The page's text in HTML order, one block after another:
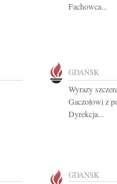
Fachowca...
GDAŃSK
Wyrazy
Gaczołowi z
Dyrekcja...
GDAŃSK